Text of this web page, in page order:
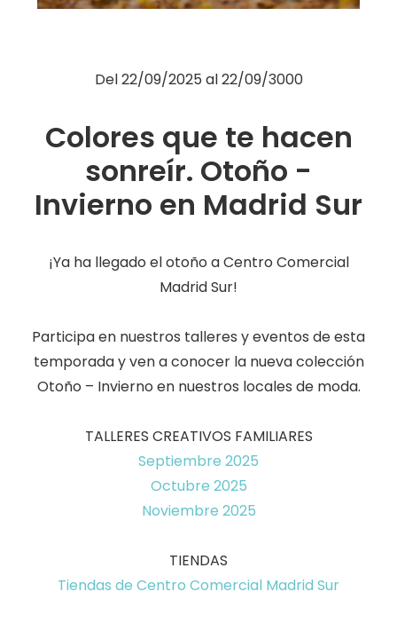
Otros
Del22/09/2025 al22/09/3000
Colores que te hacen
sonreír. Otoño -
Invierno en Madrid Sur
¡Ya ha llegado el otoño a Centro Comercial
Madrid Sur!
Participa en nuestros talleres y eventos de esta
temporada y ven a conocer la nueva colección
Otoño – Invierno en nuestros locales de moda.
TALLERES CREATIVOS FAMILIARES
Septiembre 2025
Octubre 2025
Noviembre 2025
TIENDAS
Tiendas de Centro Comercial Madrid Sur